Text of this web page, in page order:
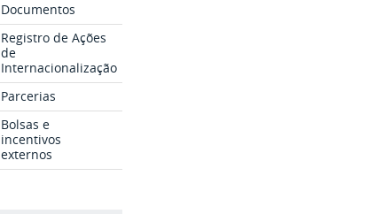
Documentos
Registro de Ações
de
Internacionalização
Parcerias
Bolsas e
incentivos
externos